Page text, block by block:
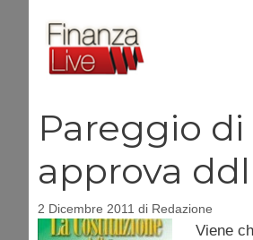
contenuto
Pareggio
approva ddl
2 Dicembre 2011 di Redazione
Viene